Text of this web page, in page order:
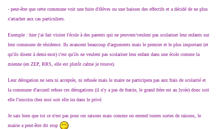
- peut-être que cette commune voit une fuite d'élèves ou une baisses des effectifs et a décidé de ne plus
s'attacher aux cas particuliers.
Exemple : hier j'ai fait visiter l'école à des parents qui ne peuvent/veulent pas scolariser leur enfants sur
leur commune de résidence. Ils avancent beaucoup d'arguments mais le premier et le plus important (et
qu'ils disent à demi-mot) c'est qu'ils ne veulent pas scolariser leur enfant dans une école comme la
mienne (en ZEP, RRS, elle est plutôt calme je trouve).
Leur dérogation ne sera ni acceptée, ni refusée mais le maire ne participera pas aux frais de scolarité et
la commune d'accueil refuse ces dérogations (il n'y a pas de fratrie, le grand frère est au lycée) donc soit
elle l'inscrira chez moi soit elle ira dans le privé.
Je sais bien que toi ce n'est pas pour ces raisons mais comme on entend toutes sortes de raisons, le
mairie a peut-être dit stop